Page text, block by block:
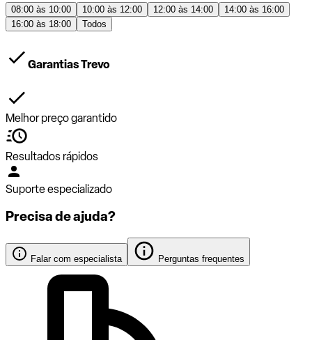
08:00 às 10:00 10:00 às 12:00 12:00 às 14:00
14:00 às 16:00
16:00 às 18:00
Todos
Garantias Trevo
Melhor preço garantido
Resultados rápidos
Suporte especializado
Precisa de ajuda?
Falar com especialista Perguntas frequentes